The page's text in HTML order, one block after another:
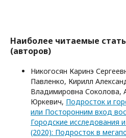
Наиболее читаемые
(авторов)
Никогосян Каринэ
Павленко, Кирилл
Владимировна Соколова,
Юркевич, Подросток и
или Посторонним вход
Городские исследования
(2020): Подросток в